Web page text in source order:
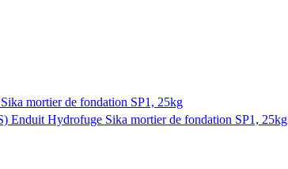
mortier de fondation SP1, 25kg
Enduit Hydrofuge Sika mortier de fondation SP1, 25kg